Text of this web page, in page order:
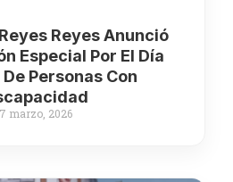
Reyes Anunció
Especial Por El Día
Personas Con
marzo, 2026